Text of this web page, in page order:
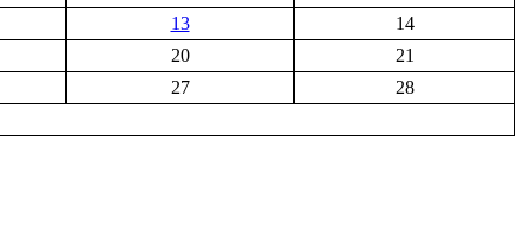
13
14
20
21
27
28